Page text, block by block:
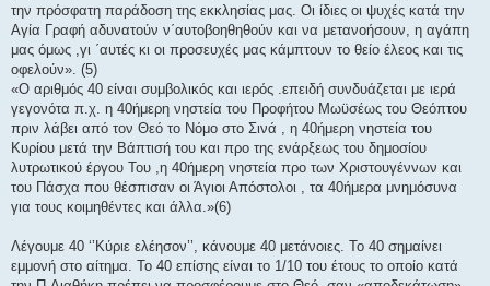
την πρόσφατη παράδοση της εκκλησίας μας. Οι ίδιες οι ψυχές κατά την
Αγία Γραφή αδυνατούν ν΄αυτοβοηθηθούν και να μετανοήσουν, η αγάπη
μας όμως ,γι ΄αυτές κι οι προσευχές μας κάμπτουν το θείο έλεος και τις
οφελούν». (5)
«Ο αριθμός 40 είναι συμβολικός και ιερός .επειδή συνδυάζεται με ιερά
γεγονότα π.χ. η 40ήμερη νηστεία του Προφήτου Μωϋσέως του Θεόπτου
πριν λάβει από τον Θεό το Νόμο στο Σινά , η 40ήμερη νηστεία του
Κυρίου μετά την Βάπτισή του και προ της ενάρξεως του δημοσίου
λυτρωτικού έργου Του ,η 40ήμερη νηστεία προ των Χριστουγέννων και
του Πάσχα που θέσπισαν οι Άγιοι Απόστολοι , τα 40ήμερα μνημόσυνα
για τους κοιμηθέντες και άλλα.»(6)
Λέγουμε 40 ‘’Κύριε ελέησον’’, κάνουμε 40 μετάνοιες. Το 40 σημαίνει
εμμονή στο αίτημα. Το 40 επίσης είναι το 1/10 του έτους το οποίο κατά